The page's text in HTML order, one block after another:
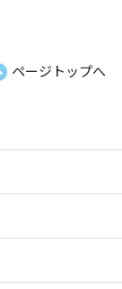
ページトップへ